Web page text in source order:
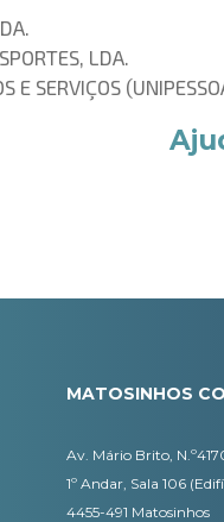
LDA.
E SERVIÇOS
MATOSINHOS
Av. Mário Brito,
1º Andar, Sala 106
4455-491 Matosinhos